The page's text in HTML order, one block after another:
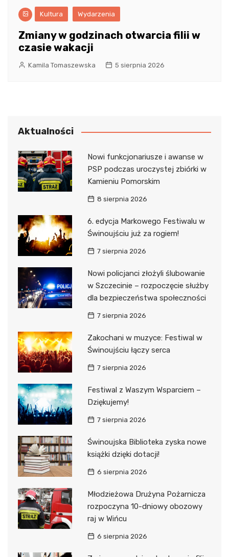
Kultura Wydarzenia
Zmiany w godzinach otwarcia filii w
czasie wakacji
Kamila Tomaszewska 5 sierpnia 2026
Aktualności
Nowi funkcjonariusze i awanse w
PSP podczas uroczystej zbiórki w
Kamieniu Pomorskim
8 sierpnia 2026
6. edycja Markowego Festiwalu w
Świnoujściu już za rogiem!
7 sierpnia 2026
Nowi policjanci złożyli ślubowanie
w Szczecinie – rozpoczęcie służby
dla bezpieczeństwa społeczności
7 sierpnia 2026
Zakochani w muzyce: Festiwal w
Świnoujściu łączy serca
7 sierpnia 2026
Festiwal z Waszym Wsparciem –
Dziękujemy!
7 sierpnia 2026
Świnoujska Biblioteka zyska nowe
książki dzięki dotacji!
6 sierpnia 2026
Młodzieżowa Drużyna Pożarnicza
rozpoczyna 10-dniowy obozowy
raj w Wińcu
6 sierpnia 2026